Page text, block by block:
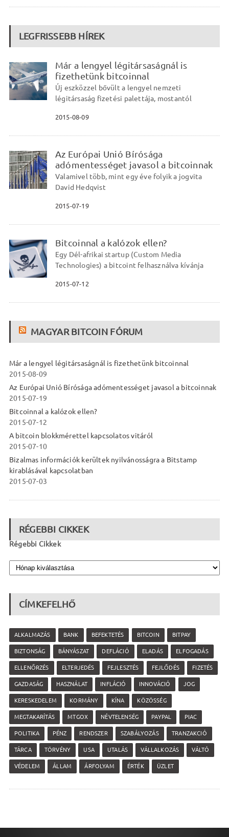
LEGFRISSEBB HÍREK
Már a lengyel légitársaságnál is
fizethetünk bitcoinnal
Új eszközzel bővült a lengyel nemzeti
légitársaság fizetési palettája, mostantól
2015-08-09
Az Európai Unió Bírósága
adómentességet javasol a bitcoinnak
Valamivel több, mint egy éve folyik a jogvita
David Hedqvist
2015-07-19
Bitcoinnal a kalózok ellen?
Egy Dél-afrikai startup (Custom Media
Technologies) a bitcoint felhasználva kívánja
2015-07-12
MAGYAR BITCOIN FÓRUM
Már a lengyel légitársaságnál is fizethetünk bitcoinnal
2015-08-09
Az Európai Unió Bírósága adómentességet javasol a bitcoinnak
2015-07-19
Bitcoinnal a kalózok ellen?
2015-07-12
A bitcoin blokkmérettel kapcsolatos vitáról
2015-07-10
Bizalmas információk kerültek nyilvánosságra a Bitstamp
kirablásával kapcsolatban
2015-07-03
RÉGEBBI CIKKEK
Régebbi Cikkek
CÍMKEFELHŐ
ALKALMAZÁS BANK BEFEKTETÉS BITCOIN BITPAY
BIZTONSÁG BÁNYÁSZAT DEFLÁCIÓ ELADÁS ELFOGADÁS
ELLENŐRZÉS ELTERJEDÉS FEJLESZTÉS FEJLŐDÉS FIZETÉS
GAZDASÁG HASZNÁLAT INFLÁCIÓ INNOVÁCIÓ JOG
KERESKEDELEM KORMÁNY KÍNA KÖZÖSSÉG
MEGTAKARÍTÁS MTGOX NÉVTELENSÉG PAYPAL PIAC
POLITIKA PÉNZ RENDSZER SZABÁLYOZÁS TRANZAKCIÓ
TÁRCA TÖRVÉNY USA UTALÁS VÁLLALKOZÁS VÁLTÓ
VÉDELEM ÁLLAM ÁRFOLYAM ÉRTÉK ÜZLET